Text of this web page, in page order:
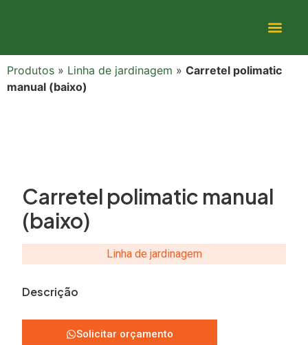
Produtos » Linha de jardinagem » Carretel polimatic
manual (baixo)
Carretel polimatic manual
(baixo)
Linha de jardinagem
Descrição
Solicitar orçamento